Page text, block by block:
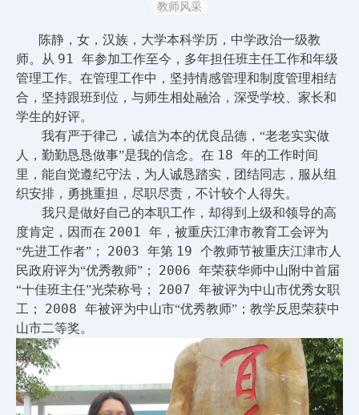
教师风采
陈静，女，汉族，大学本科学历，中学政治一级教
师。从 91 年参加工作至今，多年担任班主任工作和年级
管理工作。在管理工作中，坚持情感管理和制度管理相结
合，坚持跟班到位，与师生相处融洽，深受学校、家长和
学生的好评。
我有严于律己，诚信为本的优良品德，“老老实实做
人，勤勤恳恳做事”是我的信念。在 18 年的工作时间
里，能自觉遵纪守法，为人诚恳踏实，团结同志，服从组
织安排，勇挑重担，尽职尽责，不计较个人得失。
我只是做好自己的本职工作，却得到上级和领导的高
度肯定，因而在 2001 年，被重庆江津市教育工会评为
“先进工作者”； 2003 年第 19 个教师节被重庆江津市人
民政府评为“优秀教师”； 2006 年荣获华师中山附中首届
“十佳班主任”光荣称号； 2007 年被评为中山市优秀女职
工； 2008 年被评为中山市“优秀教师”；教学反思荣获中
山市二等奖。